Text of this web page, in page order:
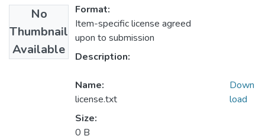
No
Thumbnail
Available
Format:
Item-specific license agreed
upon to submission
Description:
Name:
license.txt
Size:
0 B
Down
load